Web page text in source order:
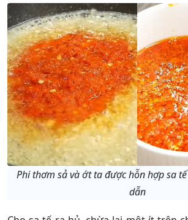
Phi thơm sả và ớt ta được hỗn hợp sa
dẫn